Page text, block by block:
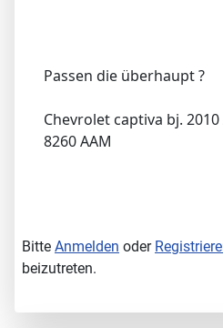
Passen die überhaupt ?
Chevrolet captiva bj. 2010
8260 AAM
Bitte Anmelden oder
beizutreten.